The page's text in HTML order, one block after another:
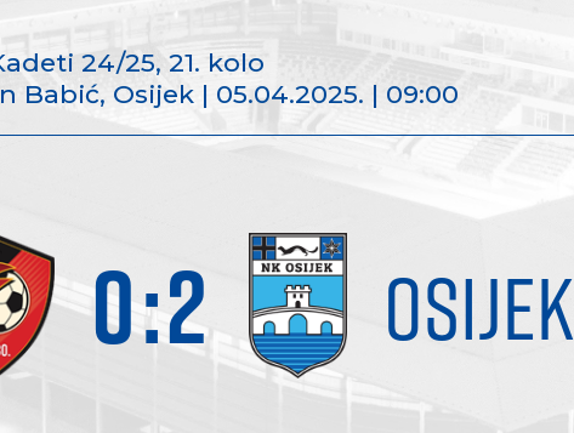
24/25, 21. kolo
Babić, Osijek | 05.04.2025. | 09:00
OSIJEK
0:2